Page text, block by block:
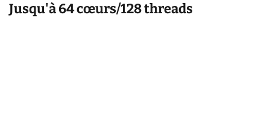
Jusqu'à 64 cœurs/128 threads